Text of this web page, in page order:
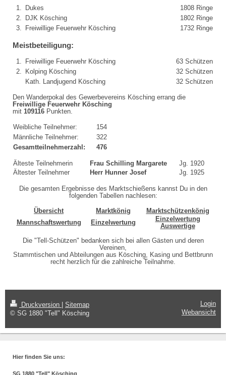
1. Dukes
1808 Ringe
2.
DJK Kösching
1802 Ringe
3.
Freiwillige Feuerwehr Kösching 1732 Ringe
Meistbeteiligung:
1. Freiwillige Feuerwehr Kösching
63 Schützen
2.
Kolping Kösching
32 Schützen
Kath. Landjugend Kösching
32 Schützen
Den Wanderpokal des Gewerbevereins Kösching errang die
Freiwillige Feuerwehr Kösching
mit 109116 Punkten.
Weibliche Teilnehmer:
154
Männliche Teilnehmer:
322
Gesamtteilnehmerzahl:
476
Älteste Teilnehmerin Frau Schilling Margarete
Jg. 1920
Ältester Teilnehmer
Herr Hunner Josef Jg. 1925
Die gesamten Ergebnisse des Marktschießens kannst Du in den
folgenden Tabellen nachlesen:
Übersicht Marktkönig
Marktschützenkönig
Mannschaftswertung
Einzelwertung
Einzelwertung
Auswertige
Die "Tell-Schützen" bedanken sich bei allen Gästen und deren
Vereinen,
Stammtischen und Abteilungen aus Kösching, Kasing und Bettbrunn
recht herzlich für die zahlreiche Teilnahme.
Druckversion
Sitemap
© SG 1880 "Tell" Kösching
Login
Webansicht
Hier finden Sie uns:
SG 1880 "Tell" Kösching